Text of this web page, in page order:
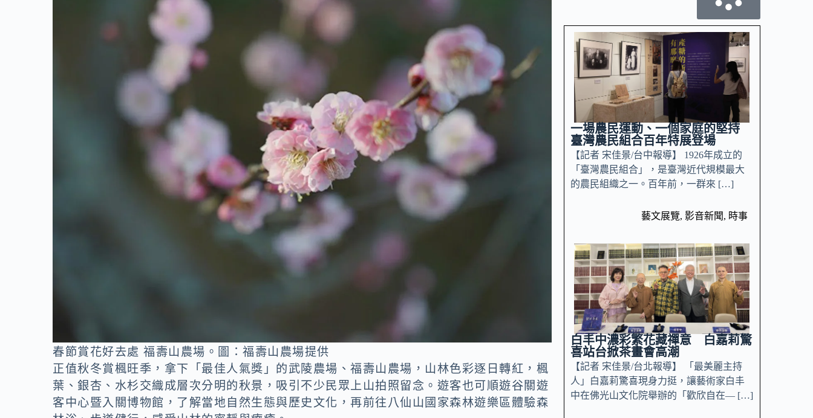
春節賞花好去處 福壽山農場。圖：福壽山農場提供
正值秋冬賞楓旺季，拿下「最佳人氣獎」的武陵農場、福壽山農場，山林色彩逐日轉紅，楓
葉、銀杏、水杉交織成層次分明的秋景，吸引不少民眾上山拍照留念。遊客也可順遊谷關遊
客中心暨入關博物館，了解當地自然生態與歷史文化，再前往八仙山國家森林遊樂區體驗森
一場農民運動、一個家庭的堅持
臺灣農民組合百年特展登場
【記者 宋佳景/台中報導】 1926年成立的
「臺灣農民組合」，是臺灣近代規模最大
的農民組織之一。百年前，一群來 […]
藝文展覽, 影音新聞, 時事
白丰中濃彩繁花藏禪意 白嘉莉驚
喜站台掀茶畫會高潮
【記者 宋佳景/台北報導】 「最美麗主持
人」白嘉莉驚喜現身力挺，讓藝術家白丰
中在佛光山文化院舉辦的「歡欣自在— […]